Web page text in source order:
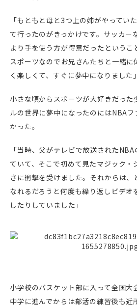
「もともと母と3つ上の姉がやってい
て行ったのがきっかけです。サッカー
より手を使う方が得意だったというこ
スポーツなのでお兄さんたちと一緒に
く楽しくて、すぐに夢中になりました」
小さな頃からスポーツが大好きだった
ルの世界に夢中になったのにはNBA
かった。
「当時、父がテレビで放送された
ていて、そこで初めて見たマジック・
さに衝撃を受けました。それからは、
なれるだろうと何度も繰り返しビデオ
したりしていました」
小学校のバスケット部に入って全国大
中学に進んでからは部活の練習後も近